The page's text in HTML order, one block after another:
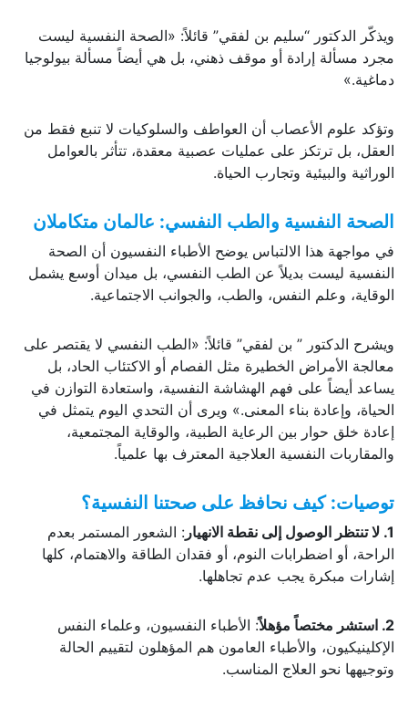
ويذكّر الدكتور “سليم بن لفقي” قائلاً: «الصحة النفسية ليست
مجرد مسألة إرادة أو موقف ذهني، بل هي أيضاً مسألة بيولوجيا
دماغية.»
وتؤكد علوم الأعصاب أن العواطف والسلوكيات لا تنبع فقط من
العقل، بل ترتكز على عمليات عصبية معقدة، تتأثر بالعوامل
الوراثية والبيئية وتجارب الحياة.
الصحة النفسية والطب النفسي: عالمان متكاملان
في مواجهة هذا الالتباس يوضح الأطباء النفسيون أن الصحة
النفسية ليست بديلاً عن الطب النفسي، بل ميدان أوسع يشمل
الوقاية، وعلم النفس، والطب، والجوانب الاجتماعية.
ويشرح الدكتور ” بن لفقي” قائلاً: «الطب النفسي لا يقتصر على
معالجة الأمراض الخطيرة مثل الفصام أو الاكتئاب الحاد، بل
يساعد أيضاً على فهم الهشاشة النفسية، واستعادة التوازن في
الحياة، وإعادة بناء المعنى.» ويرى أن التحدي اليوم يتمثل في
إعادة خلق حوار بين الرعاية الطبية، والوقاية المجتمعية،
والمقاربات النفسية العلاجية المعترف بها علمياً.
توصيات: كيف نحافظ على صحتنا النفسية؟
1. لا تنتظر الوصول إلى نقطة الانهيار
: الشعور المستمر بعدم
الراحة، أو اضطرابات النوم، أو فقدان الطاقة والاهتمام، كلها
إشارات مبكرة يجب عدم تجاهلها.
2. استشر مختصاً مؤهلاً
: الأطباء النفسيون، وعلماء النفس
الإكلينيكيون، والأطباء العامون هم المؤهلون لتقييم الحالة
وتوجيهها نحو العلاج المناسب.